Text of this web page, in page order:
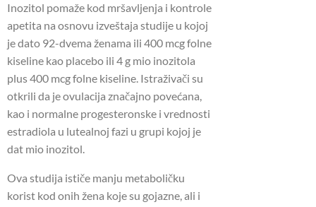
Inozitol pomaže kod mršavljenja i kontrole
apetita na osnovu izveštaja studije u kojoj
je dato 92-dvema ženama ili 400 mcg folne
kiseline kao placebo ili 4 g mio inozitola
plus 400 mcg folne kiseline. Istraživači su
otkrili da je ovulacija značajno povećana,
kao i normalne progesteronske i vrednosti
estradiola u lutealnoj fazi u grupi kojoj je
dat mio inozitol.
Ova studija ističe manju metaboličku
korist kod onih žena koje su gojazne, ali i